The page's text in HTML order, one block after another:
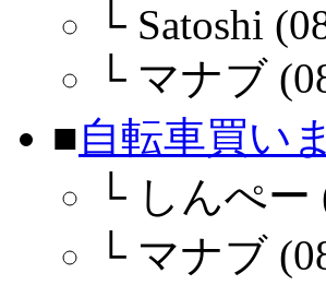
└ Satoshi
└ マナブ
■自転車買い
└ しんぺー
└ マナブ